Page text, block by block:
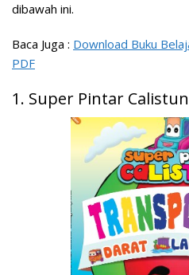
dibawah ini.
Baca Juga : Download Buku
PDF
1. Super Pintar